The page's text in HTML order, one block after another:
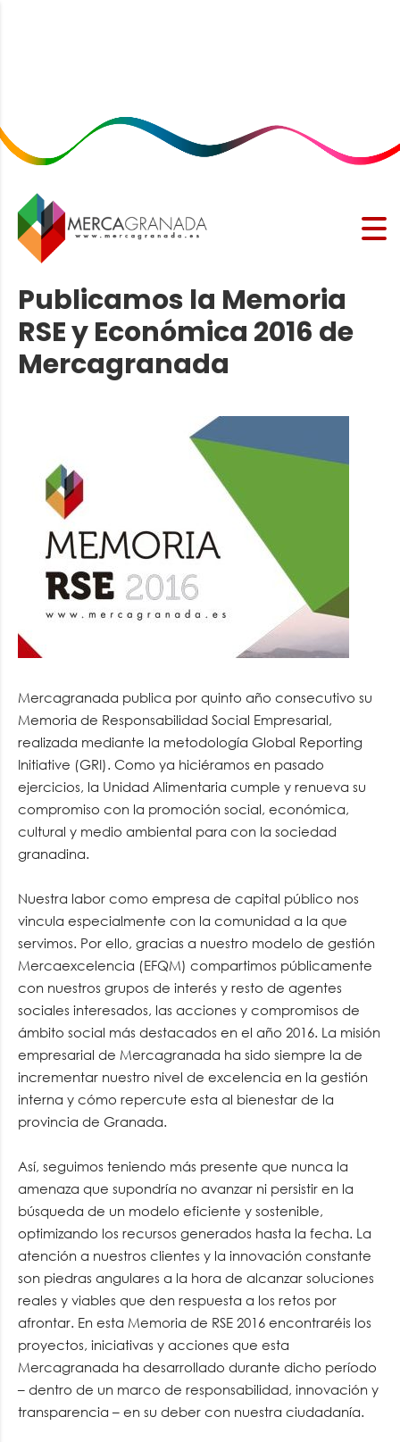
Publicamos la Memoria
RSE y Económica 2016 de
Mercagranada
Mercagranada publica por quinto año consecutivo su
Memoria de Responsabilidad Social Empresarial,
realizada mediante la metodología Global Reporting
Initiative (GRI). Como ya hiciéramos en pasado
ejercicios, la Unidad Alimentaria cumple y renueva su
compromiso con la promoción social, económica,
cultural y medio ambiental para con la sociedad
granadina.
Nuestra labor como empresa de capital público nos
vincula especialmente con la comunidad a la que
servimos. Por ello, gracias a nuestro modelo de gestión
Mercaexcelencia (EFQM) compartimos públicamente
con nuestros grupos de interés y resto de agentes
sociales interesados, las acciones y compromisos de
ámbito social más destacados en el año 2016. La misión
empresarial de Mercagranada ha sido siempre la de
incrementar nuestro nivel de excelencia en la gestión
interna y cómo repercute esta al bienestar de la
provincia de Granada.
Así, seguimos teniendo más presente que nunca la
amenaza que supondría no avanzar ni persistir en la
búsqueda de un modelo eficiente y sostenible,
optimizando los recursos generados hasta la fecha. La
atención a nuestros clientes y la innovación constante
son piedras angulares a la hora de alcanzar soluciones
reales y viables que den respuesta a los retos por
afrontar. En esta Memoria de RSE 2016 encontraréis los
proyectos, iniciativas y acciones que esta
Mercagranada ha desarrollado durante dicho período
– dentro de un marco de responsabilidad, innovación y
transparencia – en su deber con nuestra ciudadanía.